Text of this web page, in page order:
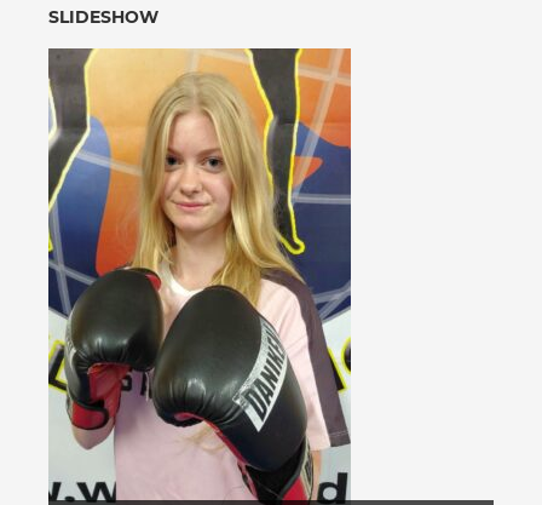
SLIDESHOW